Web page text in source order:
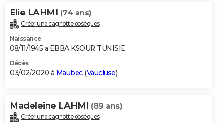
Elie LAHMI (74 ans)
Créer une cagnotte obsèques
Naissance
08/11/1945 à EBBA KSOUR TUNISIE
Décès
03/02/2020 à Maubec(Vaucluse)
Madeleine LAHMI (89 ans)
Créer une cagnotte obsèques